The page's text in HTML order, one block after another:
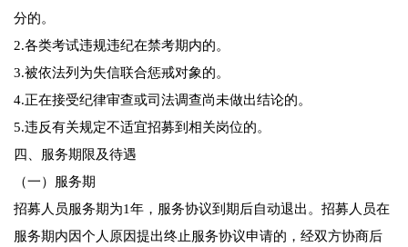
分的。
2.各类考试违规违纪在禁考期内的。
3.被依法列为失信联合惩戒对象的。
4.正在接受纪律审查或司法调查尚未做出结论的。
5.违反有关规定不适宜招募到相关岗位的。
四、服务期限及待遇
（一）服务期
招募人员服务期为1年，服务协议到期后自动退出。招募人员在
服务期内因个人原因提出终止服务协议申请的，经双方协商后